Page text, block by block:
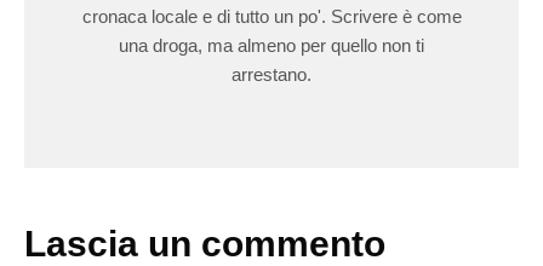
cronaca locale e di tutto un po'. Scrivere è come
una droga, ma almeno per quello non ti
arrestano.
Lascia un commento